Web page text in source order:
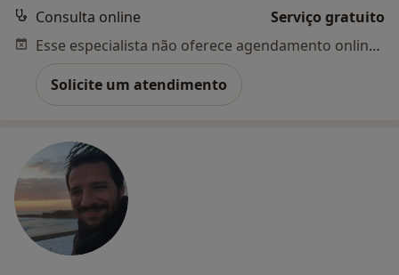
Consulta online
Serviço gratuito
Esse especialista não oferece agendamento online para esse endereço.
Solicite um atendimento